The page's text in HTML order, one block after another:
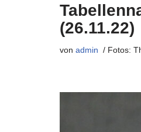
(26.11.22)
von admin